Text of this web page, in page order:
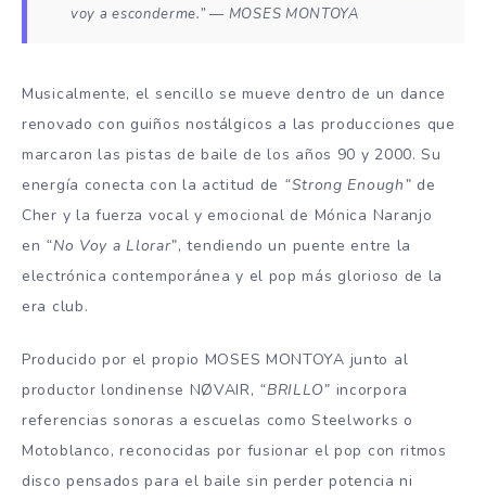
voy a esconderme.” — MOSES MONTOYA
Musicalmente, el sencillo se mueve dentro de un dance
renovado con guiños nostálgicos a las producciones que
marcaron las pistas de baile de los años 90 y 2000. Su
energía conecta con la actitud de “Strong Enough” de
Cher y la fuerza vocal y emocional de Mónica Naranjo
en “No Voy a Llorar”, tendiendo un puente entre la
electrónica contemporánea y el pop más glorioso de la
era club.
Producido por el propio MOSES MONTOYA junto al
productor londinense NØVAIR, “BRILLO” incorpora
referencias sonoras a escuelas como Steelworks o
Motoblanco, reconocidas por fusionar el pop con ritmos
disco pensados para el baile sin perder potencia ni